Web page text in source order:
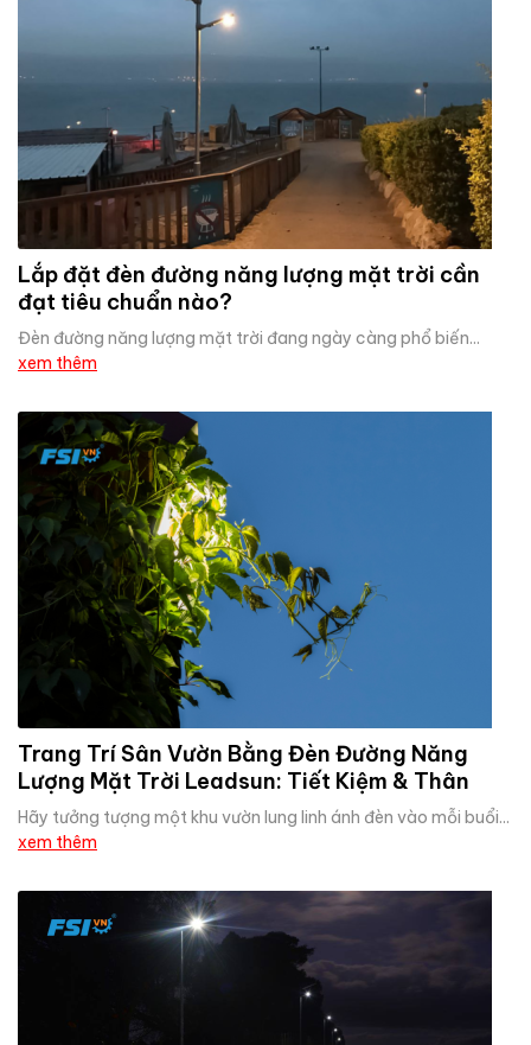
Lắp đặt đèn đường năng lượng mặt trời cần
đạt tiêu chuẩn nào?
Đèn đường năng lượng mặt trời đang ngày càng phổ biến...
xem thêm
Trang Trí Sân Vườn Bằng Đèn Đường Năng
Lượng Mặt Trời Leadsun: Tiết Kiệm & Thân
Thiện
Hãy tưởng tượng một khu vườn lung linh ánh đèn vào mỗi buổi...
xem thêm